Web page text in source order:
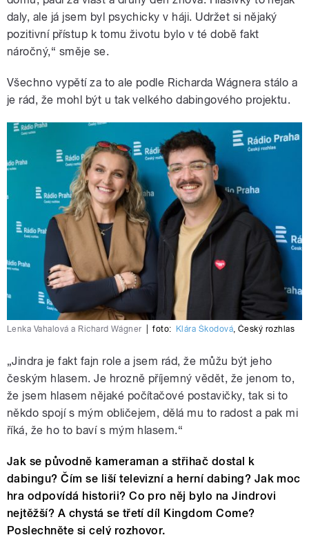
daly, ale já jsem byl psychicky v háji. Udržet si nějaký
pozitivní přístup k tomu životu bylo v té době fakt
náročný,“ směje se.
Všechno vypětí za to ale podle Richarda Wágnera stálo a
je rád, že mohl být u tak velkého dabingového projektu.
Lenka Vahalová a Richard Wágner foto: Klára Škodová Český rozhlas
„Jindra je fakt fajn role a jsem rád, že můžu být jeho
českým hlasem. Je hrozně příjemný vědět, že jenom to,
že jsem hlasem nějaké počítačové postavičky, tak si to
někdo spojí s mým obličejem, dělá mu to radost a pak mi
říká, že ho to baví s mým hlasem.“
Jak se původně kameraman a střihač dostal k
dabingu? Čím se liší televizní a herní dabing? Jak moc
hra odpovídá historii? Co pro něj bylo na Jindrovi
nejtěžší? A chystá se třetí díl Kingdom Come?
Poslechněte si celý rozhovor.